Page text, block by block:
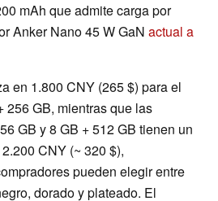
mAh que admite carga por
Anker Nano 45 W GaN actual a
en 1.800 CNY (265 $) para el
256 GB, mientras que las
GB y 8 GB + 512 GB tienen un
CNY (~ 320 $),
pueden elegir entre
dorado y plateado. El